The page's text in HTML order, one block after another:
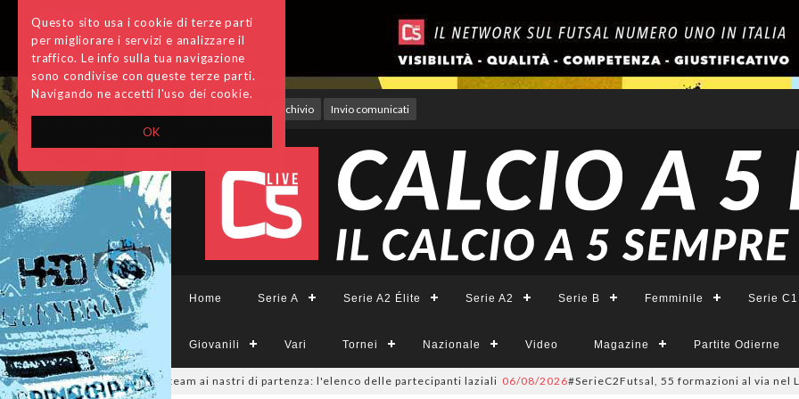
OK
Questo sito usa i cookie di terze parti
per migliorare i servizi e analizzare il
traffico. Le info sulla tua navigazione
sono condivise con queste terze parti.
Navigando ne accetti l'uso dei cookie.
Archivio Invio comunicati
Home Serie A Serie A2 Élite Serie A2 Serie B Femminile Serie C1
Giovanili Vari Tornei Nazionale Video Magazine Partite Odierne
sono 14 i team ai nastri di partenza: l'elenco delle partecipanti laziali 06/08/2026#SerieC2Futsal, 55 formazioni al via nel